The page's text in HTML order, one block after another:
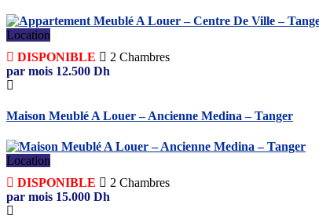
Location
DISPONIBLE
2 Chambres
par mois 12.500 Dh
Maison Meublé A Louer – Ancienne Medina – Tanger
Location
DISPONIBLE
2 Chambres
par mois 15.000 Dh